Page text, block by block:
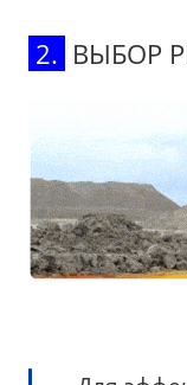
2. ВЫБОР